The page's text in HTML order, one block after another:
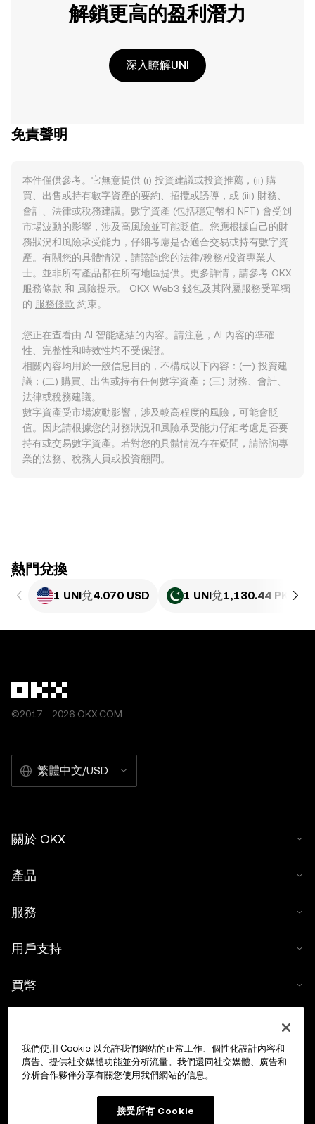
解鎖更高的盈利潛力
深入瞭解UNI
免責聲明
本件僅供參考。它無意提供 (i) 投資建議或投資推薦，(ii) 購
買、出售或持有數字資產的要約、招攬或誘導，或 (iii) 財務、
會計、法律或稅務建議。數字資產 (包括穩定幣和 NFT) 會受到
市場波動的影響，涉及高風險並可能貶值。您應根據自己的財
務狀況和風險承受能力，仔細考慮是否適合交易或持有數字資
產。有關您的具體情況，請諮詢您的法律/稅務/投資專業人
士。並非所有產品都在所有地區提供。更多詳情，請參考 OKX
服務條款 和 風險提示。 OKX Web3 錢包及其附屬服務受單獨
的 服務條款 約束。
您正在查看由 AI 智能總結的內容。請注意，AI 內容的準確
性、完整性和時效性均不受保證。
相關內容均用於一般信息目的，不構成以下內容：(一) 投資建
議；(二) 購買、出售或持有任何數字資產；(三) 財務、會計、
法律或稅務建議。
數字資產受市場波動影響，涉及較高程度的風險，可能會貶
值。因此請根據您的財務狀況和風險承受能力仔細考慮是否要
持有或交易數字資產。若對您的具體情況存在疑問，請諮詢專
業的法務、稅務人員或投資顧問。
ִִִִִִִִִִִִִִִִִִִִִִִִִִִִִִִִִִִִִִִִִִִִִִִִ熱門兌換
1 UNI兌4.070 USD 1 UNI兌1,130.44 PKR
©2017 - 2026 OKX.COM
繁體中文/USD
關於 OKX
產品
服務
用戶支持
買幣
交易
我們使用 Cookie 以允許我們網站的正常工作、個性化設計內容和
廣告、提供社交媒體功能並分析流量。我們還同社交媒體、廣告和
分析合作夥伴分享有關您使用我們網站的信息。
接受所有 Cookie